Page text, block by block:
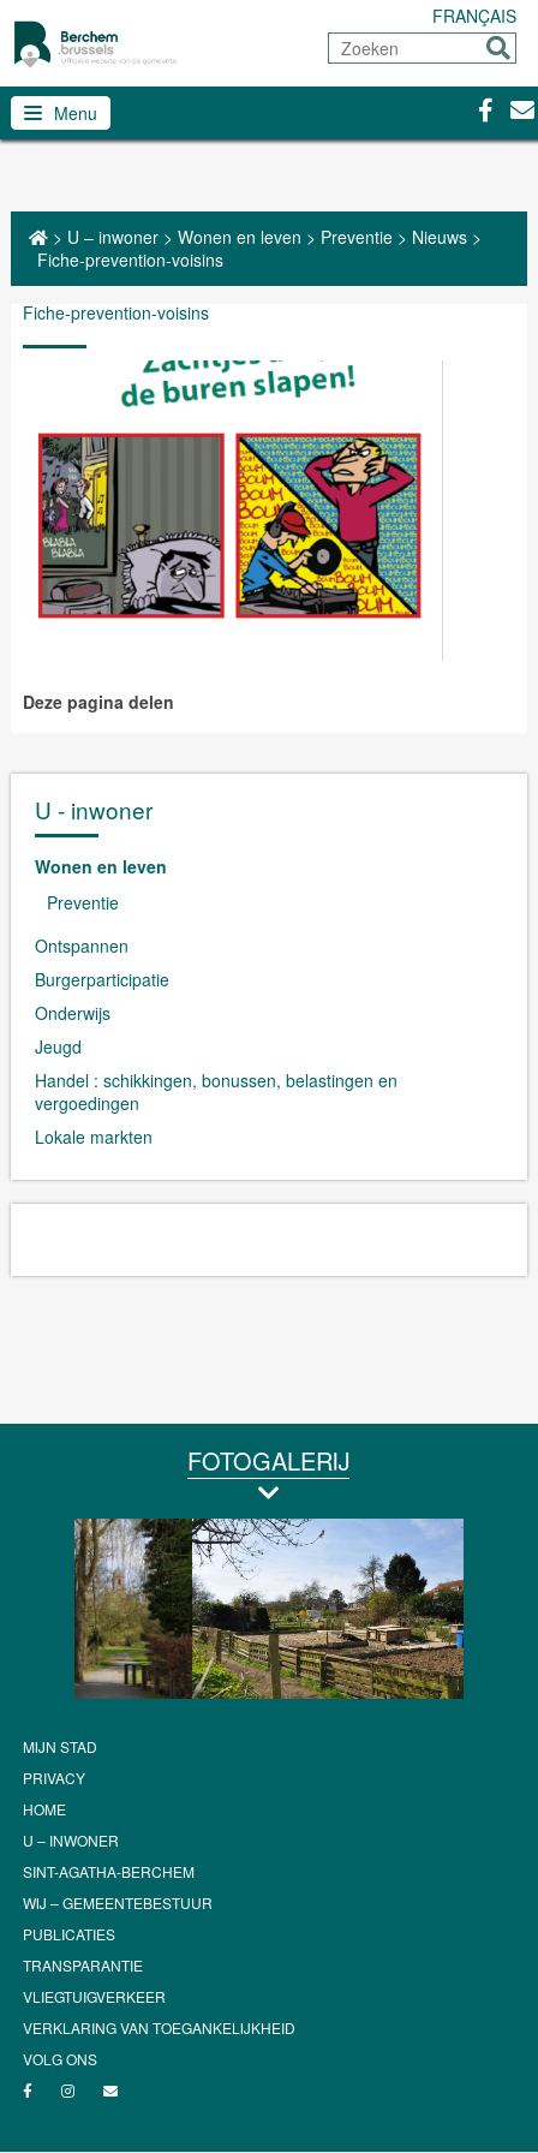
FRANÇAIS
Zoeken
Sturen
Menu
> U – inwoner> Wonen en leven > Preventie> Nieuws>
Fiche-prevention-voisins
Fiche-prevention-voisins
Deze pagina delen
U - inwoner
Wonen en leven
Preventie
Ontspannen
Burgerparticipatie
Onderwijs
Jeugd
Handel : schikkingen, bonussen, belastingen en
vergoedingen
Lokale markten
FOTOGALERIJ
MIJN STAD
PRIVACY
HOME
U – INWONER
SINT-AGATHA-BERCHEM
WIJ – GEMEENTEBESTUUR
PUBLICATIES
TRANSPARANTIE
VLIEGTUIGVERKEER
VERKLARING VAN TOEGANKELIJKHEID
VOLG ONS